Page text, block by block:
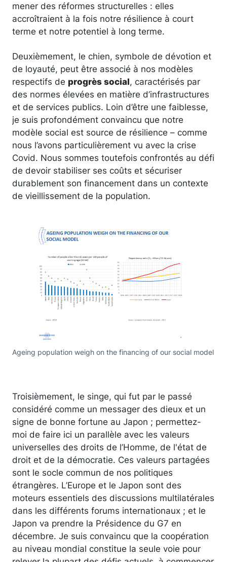
mener des réformes structurelles : elles
accroîtraient à la fois notre résilience à court
terme et notre potentiel à long terme.
Deuxièmement, le chien, symbole de dévotion et
de loyauté, peut être associé à nos modèles
respectifs de progrès social, caractérisés par
des normes élevées en matière d’infrastructures
et de services publics. Loin d’être une faiblesse,
je suis profondément convaincu que notre
modèle social est source de résilience – comme
nous l’avons particulièrement vu avec la crise
Covid. Nous sommes toutefois confrontés au défi
de devoir stabiliser ses coûts et sécuriser
durablement son financement dans un contexte
de vieillissement de la population.
Ageing population weigh on the financing of our social model
Troisièmement, le singe, qui fut par le passé
considéré comme un messager des dieux et un
signe de bonne fortune au Japon ; permettez-
moi de faire ici un parallèle avec les valeurs
universelles des droits de l’Homme, de l'état de
droit et de la démocratie. Ces valeurs partagées
sont le socle commun de nos politiques
étrangères. L’Europe et le Japon sont des
moteurs essentiels des discussions multilatérales
dans les différents forums internationaux ; et le
Japon va prendre la Présidence du G7 en
décembre. Je suis convaincu que la coopération
au niveau mondial constitue la seule voie pour